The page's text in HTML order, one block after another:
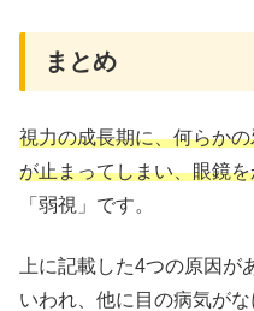
まとめ
視力の成長期に、何らか
が止まってしまい、眼鏡
「弱視」です。
上に記載した4つの原因が
いわれ、他に目の病気が